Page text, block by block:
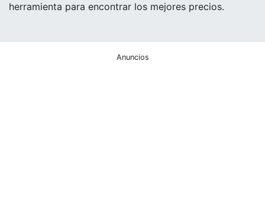
herramienta para encontrar los mejores precios.
Anuncios